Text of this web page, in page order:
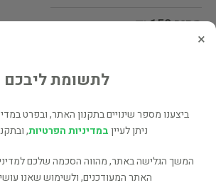
מחיר 150 ₪
מעוניינים לרכוש את הספר?
שתף
פרטי המוכר
×
לתשומת ליבכם
ביצענו מספר שינויים בתקנון האתר, ובפרט
ניתן לעייןבמדיניות הפרטיות,
המשך הגלישה באתר, מהווה הסכמה שלכם
האתר המעודכנים, ולשימוש שאנו